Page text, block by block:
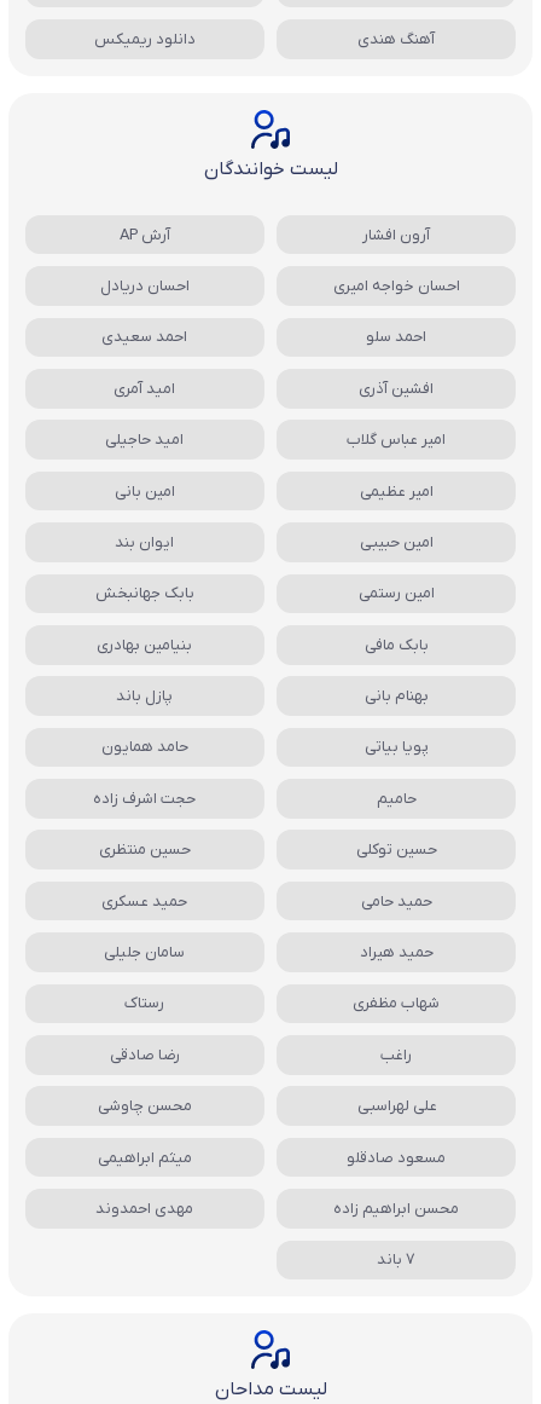
آهنگ هندی دانلود ریمیکس
لیست خوانندگان
آرون افشار آرش AP
احسان خواجه امیری احسان دریادل
احمد سلو احمد سعیدی
افشین آذری امید آمری
امیر عباس گلاب امید حاجیلی
امیر عظیمی امین بانی
امین حبیبی ایوان بند
امین رستمی بابک جهانبخش
بابک مافی بنیامین بهادری
بهنام بانی پازل باند
پویا بیاتی حامد همایون
حامیم حجت اشرف زاده
حسین توکلی حسین منتظری
حمید حامی حمید عسکری
حمید هیراد سامان جلیلی
شهاب مظفری رستاک
راغب رضا صادقی
علی لهراسبی محسن چاوشی
مسعود صادقلو میثم ابراهیمی
محسن ابراهیم زاده مهدی احمدوند
7 باند
لیست مداحان